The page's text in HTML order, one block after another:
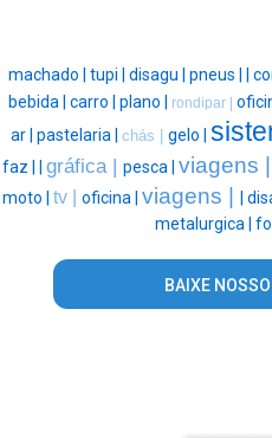
machado | tupi | disagu | pneus | |
bebida | carro | plano | rondipar |
ar | pastelaria | chás | gelo |
faz | | gráfica | pesca | viagens |
moto | tv | oficina | viagens | |
metalurgica |
BAIXE